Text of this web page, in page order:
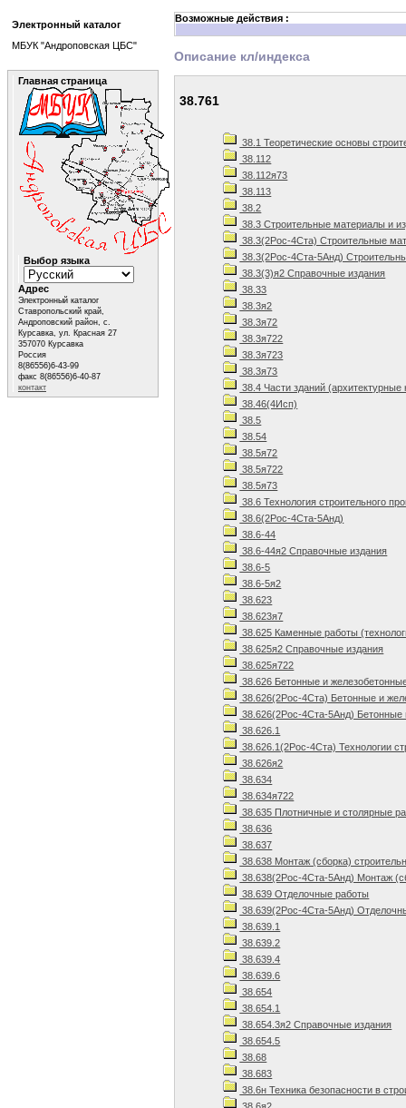
Возможные действия :
Описание кл/индекса
38.761
38.1 Теоретические основы
38.112
38.112я73
38.113
38.2
38.3 Строительные материалы и
38.3(2Рос-4Ста) Строительные
38.3(2Рос-4Ста-5Анд)
38.3(3)я2 Справочные издания
38.33
38.3я2
38.3я72
38.3я722
38.3я723
38.3я73
38.4 Части зданий (архитектурные
38.46(4Исп)
38.5
38.54
38.5я72
38.5я722
38.5я73
38.6 Технология строительного
38.6(2Рос-4Ста-5Анд)
38.6-44
38.6-44я2 Справочные издания
38.6-5
38.6-5я2
38.623
38.623я7
38.625 Каменные работы
38.625я2 Справочные издания
38.625я722
38.626 Бетонные и
38.626(2Рос-4Ста) Бетонные и
38.626(2Рос-4Ста-5Анд) Бетонные
38.626.1
38.626.1(2Рос-4Ста) Технологии
38.626я2
38.634
38.634я722
38.635 Плотничные и столярные
38.636
38.637
38.638 Монтаж (сборка)
38.638(2Рос-4Ста-5Анд) Монтаж
38.639 Отделочные работы
38.639(2Рос-4Ста-5Анд)
38.639.1
38.639.2
38.639.4
38.639.6
38.654
38.654.1
38.654.3я2 Справочные издания
38.654.5
38.68
38.683
38.6н Техника безопасности в
Электронный каталог
МБУК "Андроповская ЦБС"
Главная страница
Выбор языка
Адрес
Электронный каталог
Ставропольский край,
Андроповский район, с.
Курсавка, ул. Красная 27
357070 Курсавка
Россия
8(86556)6-43-99
факс 8(86556)6-40-87
контакт